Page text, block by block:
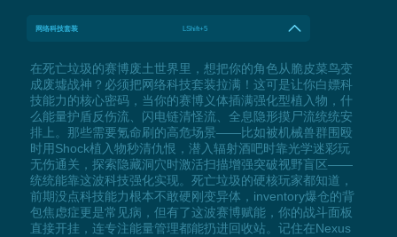
网络科技套装 LShift+5
在死亡垃圾的赛博废土世界里，想把你的角色从脆皮菜鸟变
成废墟战神？必须把网络科技套装拉满！这可是让你白嫖科
技能力的核心密码，当你的赛博义体插满强化型植入物，什
么能量护盾反伤流、闪电链清怪流、全息隐形摸尸流统统安
排上。那些需要氪命刷的高危场景——比如被机械兽群围殴
时用Shock植入物秒清仇恨，潜入辐射酒吧时靠光学迷彩玩
无伤通关，探索隐藏洞穴时激活扫描增强突破视野盲区——
统统能靠这波科技强化实现。死亡垃圾的硬核玩家都知道，
前期没点科技能力根本不敢硬刚变异体，inventory爆仓的背
包焦虑症更是常见病，但有了这波赛博赋能，你的战斗面板
直接开挂，连专注能量管理都能扔进回收站。记住在Nexus